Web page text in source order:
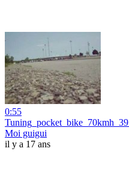
0:55
Moi guigui
il y a 17 ans